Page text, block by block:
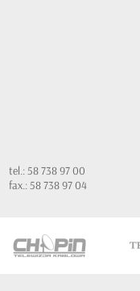
tel.: 58 738 97 00
fax.: 58 738 97 04